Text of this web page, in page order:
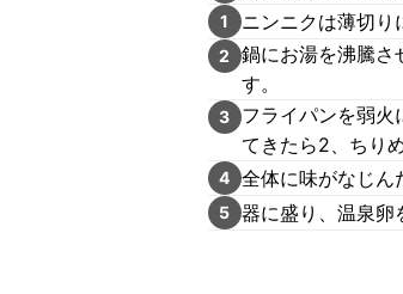
1 ニンニクは薄切り
2
鍋にお湯を沸騰さ
す。
3
フライパンを弱火
てきたら2、ちり
4 全体に味がなじん
5 器に盛り、温泉卵